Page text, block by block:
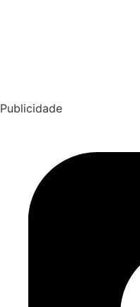
Publicidade